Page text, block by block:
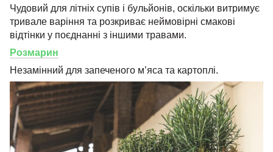
Чудовий для літніх супів і бульйонів, оскільки витримує
тривале варіння та розкриває неймовірні смакові
відтінки у поєднанні з іншими травами.
Розмарин
Незамінний для запеченого м’яса та картоплі.